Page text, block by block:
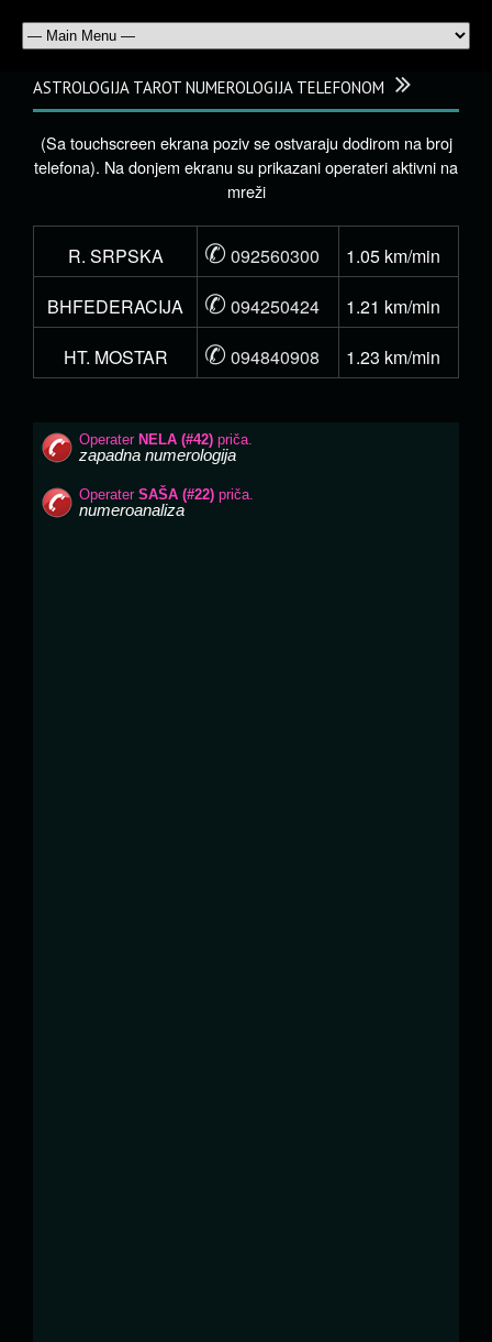
ASTROLOGIJA TAROT NUMEROLOGIJA TELEFONOM
(Sa touchscreen ekrana poziv se ostvaraju dodirom na broj
telefona). Na donjem ekranu su prikazani operateri aktivni na
mreži
R. SRPSKA ✆ 092560300
1.05 km/min
BHFEDERACIJA
✆ 094250424
1.21 km/min
HT. MOSTAR
✆ 094840908 1.23 km/min